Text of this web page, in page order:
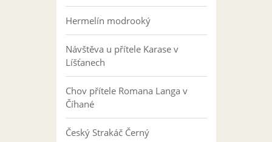
Hermelín modrooký
Návštěva u přítele Karase v
Líšťanech
Chov přítele Romana Langa v
Číhané
Český Strakáč Černý